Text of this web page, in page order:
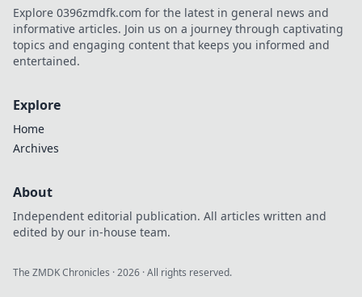
Explore 0396zmdfk.com for the latest in general news and
informative articles. Join us on a journey through captivating
topics and engaging content that keeps you informed and
entertained.
Explore
Home
Archives
About
Independent editorial publication. All articles written and
edited by our in-house team.
The ZMDK Chronicles ·2026 · All rights reserved.